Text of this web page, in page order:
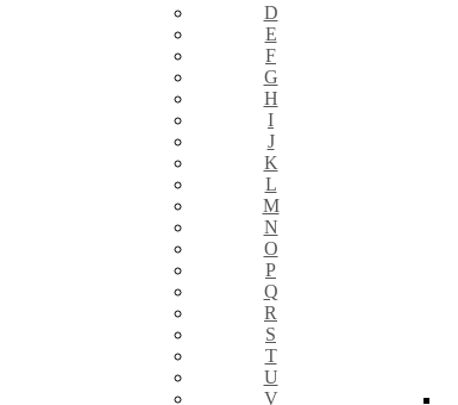
D
E
F
G
H
I
J
K
L
M
N
O
P
Q
R
S
T
U
V